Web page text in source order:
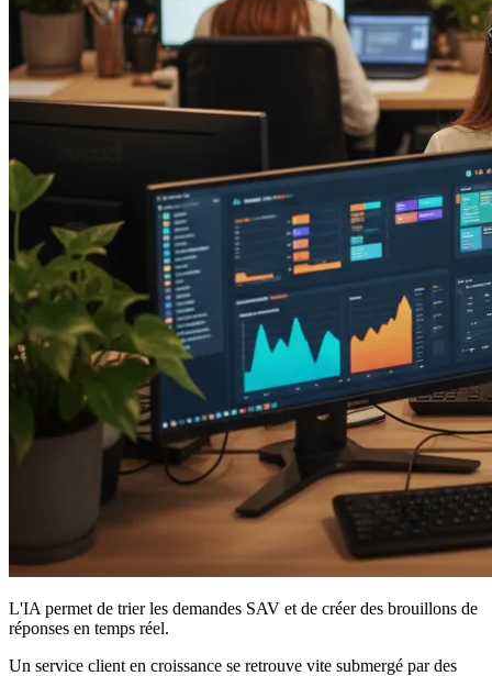
L'IA permet de trier les demandes SAV et de créer des brouillons de
réponses en temps réel.
Un service client en croissance se retrouve vite submergé par des